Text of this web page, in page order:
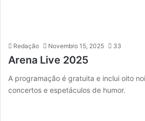
Redação Novembro 15, 2025 33
Arena Live 2025
A programação é gratuita e inclui oito
concertos e espetáculos de humor.